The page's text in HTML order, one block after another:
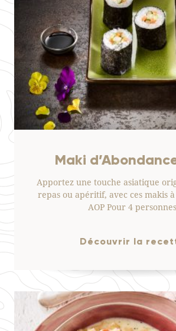
Maki
Apportez une touche asiatique
repas ou apéritif, avec ces makis
AOP Pour 4 personnes
Découvrir la